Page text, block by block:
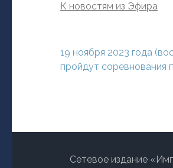
К новостям из Эфира
Навигация
по
19 ноября 2023 года
пройдут соревнования
Сетевое издание